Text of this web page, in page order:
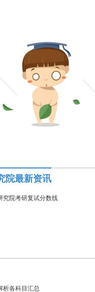
院最新资讯
究院考研复试分数线
析各科目汇总